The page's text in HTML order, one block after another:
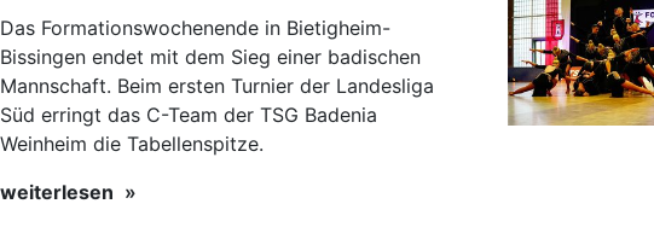
Im zweiten Turnier der 2. Bundesliga Süd der
Lateinformationen siegt die TSG Bietigheim
erneut und sichert sich die Tabellenspitze.
weiterlesen